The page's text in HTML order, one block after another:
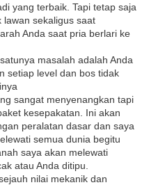
yang terbaik. Tapi tetap saja
sekaligus saat
Anda saat pria berlari ke
masalah adalah Anda
setiap level dan bos tidak
sangat menyenangkan tapi
kesepakatan. Ini akan
peralatan dasar dan saya
semua dunia begitu
saya akan melewati
atau Anda ditipu.
nilai mekanik dan